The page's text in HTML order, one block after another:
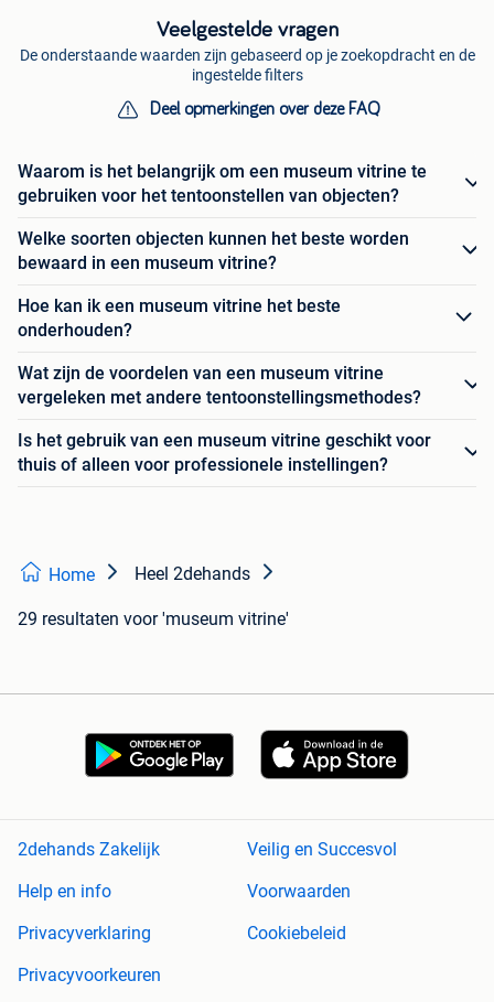
Veelgestelde vragen
De onderstaande waarden zijn gebaseerd op je zoekopdracht en de
ingestelde filters
Deel opmerkingen over deze FAQ
Waarom is het belangrijk om een museum vitrine te
gebruiken voor het tentoonstellen van objecten?
Welke soorten objecten kunnen het beste worden
bewaard in een museum vitrine?
Hoe kan ik een museum vitrine het beste
onderhouden?
Wat zijn de voordelen van een museum vitrine
vergeleken met andere tentoonstellingsmethodes?
Is het gebruik van een museum vitrine geschikt voor
thuis of alleen voor professionele instellingen?
Home Heel 2dehands
29 resultaten voor 'museum vitrine'
2dehands Zakelijk
Veilig en Succesvol
Help en info
Voorwaarden
Privacyverklaring
Cookiebeleid
Privacyvoorkeuren